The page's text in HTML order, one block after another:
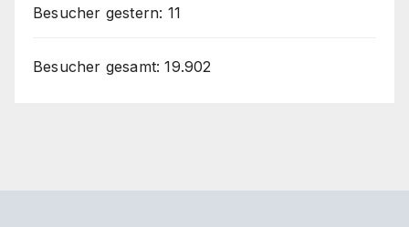
Besucher gestern: 11
Besucher gesamt:19.902